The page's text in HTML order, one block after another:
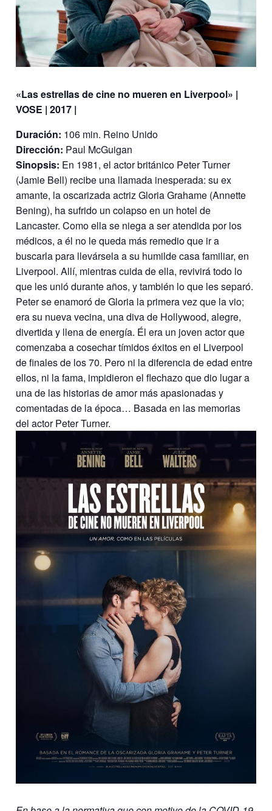
«Las estrellas de cine no mueren en Liverpool» |
VOSE | 2017 |
Duración: 106 min. Reino Unido
Dirección: Paul McGuigan
Sinopsis: En 1981, el actor británico Peter Turner
(Jamie Bell) recibe una llamada inesperada: su ex
amante, la oscarizada actriz Gloria Grahame (Annette
Bening), ha sufrido un colapso en un hotel de
Lancaster. Como ella se niega a ser atendida por los
médicos, a él no le queda más remedio que ir a
buscarla para llevársela a su humilde casa familiar, en
Liverpool. Allí, mientras cuida de ella, revivirá todo lo
que les unió durante años, y también lo que les separó.
Peter se enamoró de Gloria la primera vez que la vio;
era su nueva vecina, una diva de Hollywood, alegre,
divertida y llena de energía. Él era un joven actor que
comenzaba a cosechar tímidos éxitos en el Liverpool
de finales de los 70. Pero ni la diferencia de edad entre
ellos, ni la fama, impidieron el flechazo que dio lugar a
una de las historias de amor más apasionadas y
comentadas de la época… Basada en las memorias
del actor Peter Turner.